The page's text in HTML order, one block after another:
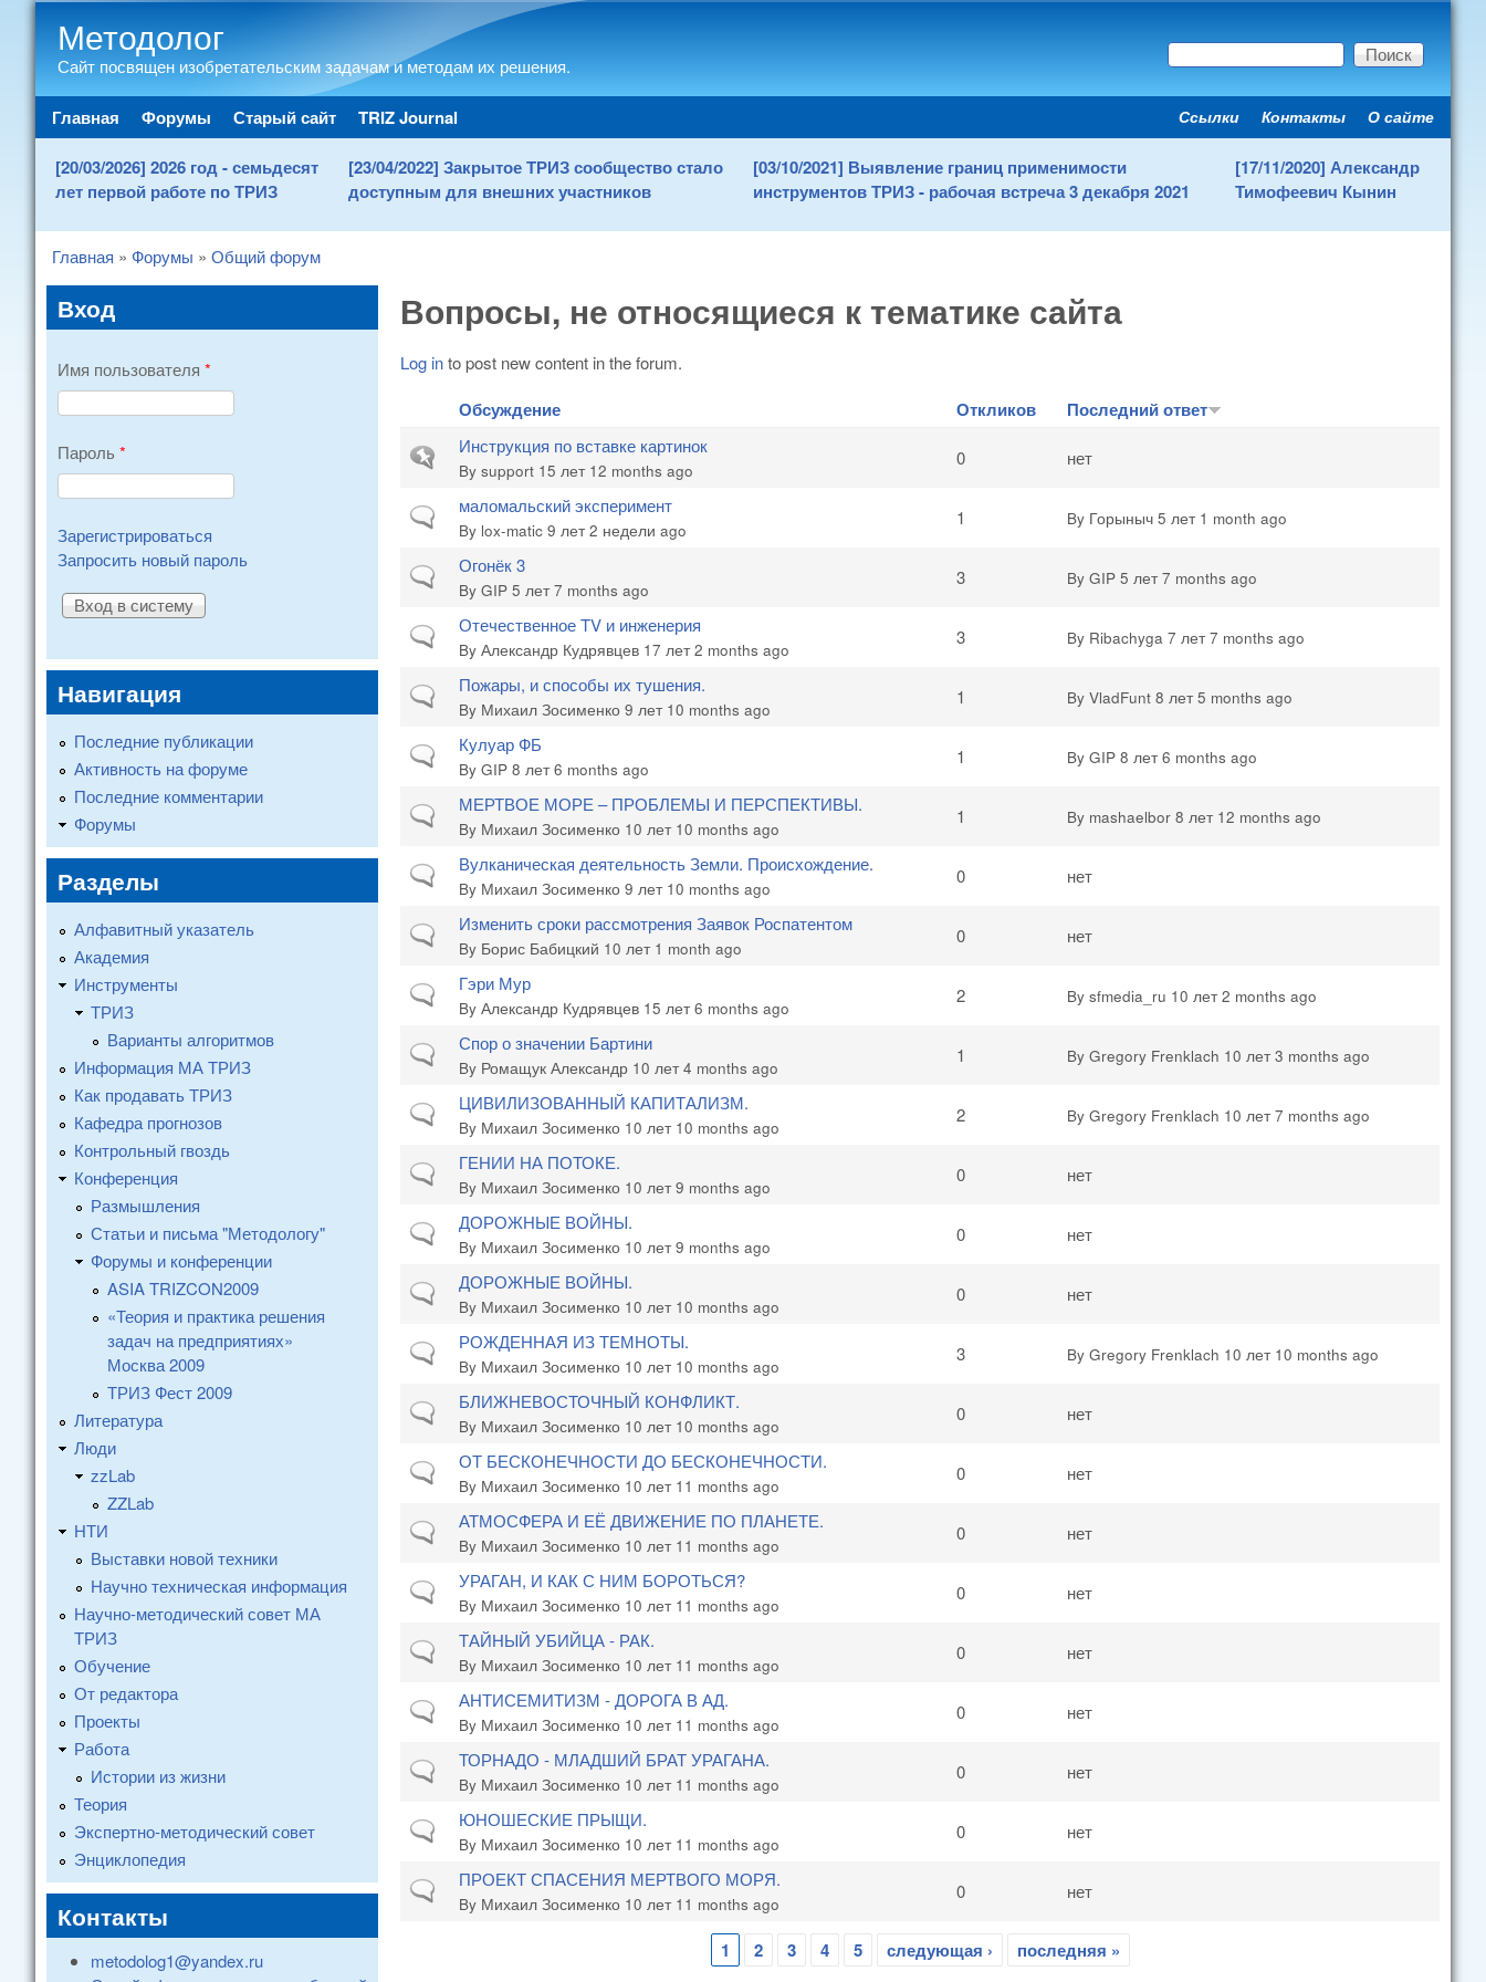
Методолог
Сайт посвящен изобретательским задачам и методам их решения. Форма поиска
Поиск
Main menu
Главная Форумы Старый сайт TRIZ Journal Secondary menu
Ссылки Контакты О сайте
[20/03/2026] 2026 год - семьдесят
лет первой работе по ТРИЗ
[23/04/2022] Закрытое ТРИЗ сообщество стало
доступным для внешних участников
[03/10/2021] Выявление границ применимости
инструментов ТРИЗ - рабочая встреча 3 декабря 2021
[17/11/2020] Александр
Тимофеевич Кынин
You are here
Главная » Форумы » Общий форум
Вопросы, не относящиеся к тематике сайта
Log into post new content in the forum.
Обсуждение Откликов Последний ответ
Sticky topicИнструкция по вставке картинок
By support15 лет 12 months ago
0 нет
Normal topicмаломальский эксперимент
By lox-matic9 лет 2 недели ago
1 By Горыныч5 лет 1 month ago
Normal topic
Огонёк 3
By GIP5 лет 7 months ago
3 By GIP5 лет 7 months ago
Normal topicОтечественное TV и инженерия
By Александр Кудрявцев17 лет 2 months ago
3 By Ribachyga 7 лет 7 months ago
Normal topicПожары, и способы их тушения.
By Михаил Зосименко9 лет 10 months ago
1 By VladFunt8 лет 5 months ago
Normal topicКулуар ФБ
By GIP8 лет 6 months ago
1 By GIP8 лет 6 months ago
Normal topicМЕРТВОЕ МОРЕ – ПРОБЛЕМЫ И ПЕРСПЕКТИВЫ.
By Михаил Зосименко10 лет 10 months ago
1 By mashaelbor8 лет 12 months ago
Normal topicВулканическая деятельность Земли. Происхождение.
By Михаил Зосименко9 лет 10 months ago
0 нет
Normal topicИзменить сроки рассмотрения Заявок Роспатентом
By Борис Бабицкий 10 лет 1 month ago
0 нет
Normal topic
Гэри Мур
By Александр Кудрявцев15 лет 6 months ago
2 By sfmedia_ru 10 лет 2 months ago
Normal topicСпор о значении Бартини
By Ромащук Александр10 лет 4 months ago
1 By Gregory Frenklach 10 лет 3 months ago
Normal topicЦИВИЛИЗОВАННЫЙ КАПИТАЛИЗМ.
By Михаил Зосименко10 лет 10 months ago
2 By Gregory Frenklach 10 лет 7 months ago
Normal topicГЕНИИ НА ПОТОКЕ.
By Михаил Зосименко10 лет 9 months ago
0 нет
Normal topicДОРОЖНЫЕ ВОЙНЫ.
By Михаил Зосименко10 лет 9 months ago
0 нет
Normal topicДОРОЖНЫЕ ВОЙНЫ.
By Михаил Зосименко10 лет 10 months ago
0 нет
Normal topicРОЖДЕННАЯ ИЗ ТЕМНОТЫ.
By Михаил Зосименко10 лет 10 months ago
3 By Gregory Frenklach 10 лет 10 months ago
Normal topicБЛИЖНЕВОСТОЧНЫЙ КОНФЛИКТ.
By Михаил Зосименко10 лет 10 months ago
0 нет
Normal topicОТ БЕСКОНЕЧНОСТИ ДО БЕСКОНЕЧНОСТИ.
By Михаил Зосименко10 лет 11 months ago
0 нет
Normal topicАТМОСФЕРА И ЕЁ ДВИЖЕНИЕ ПО ПЛАНЕТЕ.
By Михаил Зосименко10 лет 11 months ago
0 нет
Normal topicУРАГАН, И КАК С НИМ БОРОТЬСЯ?
By Михаил Зосименко10 лет 11 months ago
0 нет
Normal topicТАЙНЫЙ УБИЙЦА - РАК.
By Михаил Зосименко10 лет 11 months ago
0 нет
Normal topicАНТИСЕМИТИЗМ - ДОРОГА В АД.
By Михаил Зосименко10 лет 11 months ago
0 нет
Normal topicТОРНАДО - МЛАДШИЙ БРАТ УРАГАНА.
By Михаил Зосименко10 лет 11 months ago
0 нет
Normal topicЮНОШЕСКИЕ ПРЫЩИ.
By Михаил Зосименко10 лет 11 months ago
0 нет
Normal topicПРОЕКТ СПАСЕНИЯ МЕРТВОГО МОРЯ.
By Михаил Зосименко10 лет 11 months ago
0 нет
1 2 3 4 5 следующая › последняя »
Вход
Имя пользователя *
Пароль *
Зарегистрироваться
Запросить новый пароль
Навигация
Последние публикации
Активность на форуме
Последние комментарии
Форумы
Разделы
Алфавитный указатель
Академия
Инструменты
ТРИЗ
Варианты алгоритмов
Информация МА ТРИЗ
Как продавать ТРИЗ
Кафедра прогнозов
Контрольный гвоздь
Конференция
Размышления
Статьи и письма "Методологу"
Форумы и конференции
ASIA TRIZCON2009
«Теория и практика решения
задач на предприятиях»
Москва 2009
ТРИЗ Фест 2009
Литература
Люди
zzLab
ZZLab
НТИ
Выставки новой техники
Научно техническая информация
Научно-методический совет МА
ТРИЗ
Обучение
От редактора
Проекты
Работа
Истории из жизни
Теория
Экспертно-методический совет
Энциклопедия
Контакты
metodolog1@yandex.ru